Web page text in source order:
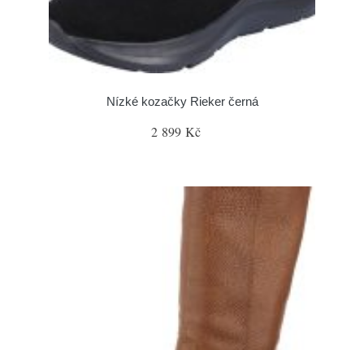
Nízké kozačky Rieker černá
2 899 Kč